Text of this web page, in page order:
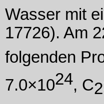
Wasser mit
17726). Am
folgenden
7.0×1024, C2